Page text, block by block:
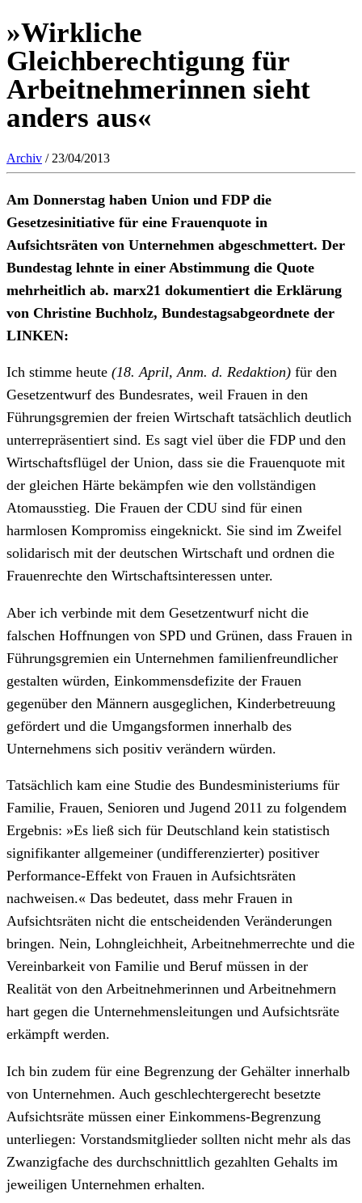
»Wirkliche
Gleichberechtigung für
Arbeitnehmerinnen sieht
anders aus«
Archiv / 23/04/2013
Am Donnerstag haben Union und FDP die
Gesetzesinitiative für eine Frauenquote in
Aufsichtsräten von Unternehmen abgeschmettert. Der
Bundestag lehnte in einer Abstimmung die Quote
mehrheitlich ab. marx21 dokumentiert die Erklärung
von Christine Buchholz, Bundestagsabgeordnete der
LINKEN:
Ich stimme heute (18. April, Anm. d. Redaktion) für den
Gesetzentwurf des Bundesrates, weil Frauen in den
Führungsgremien der freien Wirtschaft tatsächlich deutlich
unterrepräsentiert sind. Es sagt viel über die FDP und den
Wirtschaftsflügel der Union, dass sie die Frauenquote mit
der gleichen Härte bekämpfen wie den vollständigen
Atomausstieg. Die Frauen der CDU sind für einen
harmlosen Kompromiss eingeknickt. Sie sind im Zweifel
solidarisch mit der deutschen Wirtschaft und ordnen die
Frauenrechte den Wirtschaftsinteressen unter.
Aber ich verbinde mit dem Gesetzentwurf nicht die
falschen Hoffnungen von SPD und Grünen, dass Frauen in
Führungsgremien ein Unternehmen familienfreundlicher
gestalten würden, Einkommensdefizite der Frauen
gegenüber den Männern ausgeglichen, Kinderbetreuung
gefördert und die Umgangsformen innerhalb des
Unternehmens sich positiv verändern würden.
Tatsächlich kam eine Studie des Bundesministeriums für
Familie, Frauen, Senioren und Jugend 2011 zu folgendem
Ergebnis: »Es ließ sich für Deutschland kein statistisch
signifikanter allgemeiner (undifferenzierter) positiver
Performance-Effekt von Frauen in Aufsichtsräten
nachweisen.« Das bedeutet, dass mehr Frauen in
Aufsichtsräten nicht die entscheidenden Veränderungen
bringen. Nein, Lohngleichheit, Arbeitnehmerrechte und die
Vereinbarkeit von Familie und Beruf müssen in der
Realität von den Arbeitnehmerinnen und Arbeitnehmern
hart gegen die Unternehmensleitungen und Aufsichtsräte
erkämpft werden.
Ich bin zudem für eine Begrenzung der Gehälter innerhalb
von Unternehmen. Auch geschlechtergerecht besetzte
Aufsichtsräte müssen einer Einkommens-Begrenzung
unterliegen: Vorstandsmitglieder sollten nicht mehr als das
Zwanzigfache des durchschnittlich gezahlten Gehalts im
jeweiligen Unternehmen erhalten.